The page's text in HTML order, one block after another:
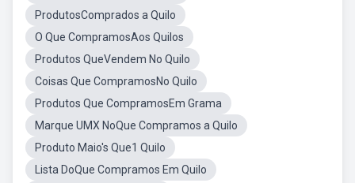
ProdutosComprados a Quilo
O Que CompramosAos Quilos
Produtos QueVendem No Quilo
Coisas Que CompramosNo Quilo
Produtos Que CompramosEm Grama
Marque UMX NoQue Compramos a Quilo
Produto Maio's Que1 Quilo
Lista DoQue Compramos Em Quilo